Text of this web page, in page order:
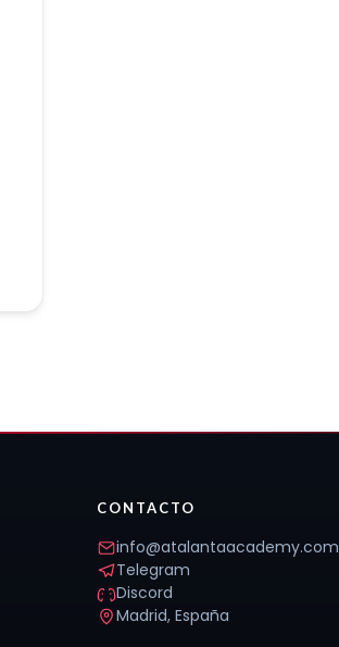
CONTACTO
info@atalantaacademy.com
Telegram
Discord
Madrid, España